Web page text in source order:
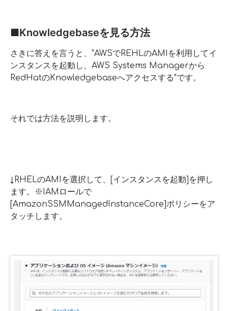
■Knowledgebaseを見る方法
さきに答えを言うと、"AWSでREHLのAMIを利用してイ
ンスタンスを起動し、AWS Systems Managerから
RedHatのKnowledgebaseへアクセスする"です。
それでは方法を説明します。
↓RHELのAMIを選択して、[インスタンスを起動]を押し
ます。※IAMロールで
[AmazonSSMManagedInstanceCore]ポリシーをア
タッチします。